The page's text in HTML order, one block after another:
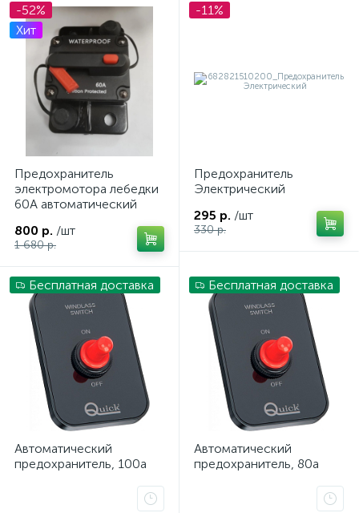
-52%
Хит
Предохранитель
электромотора лебедки
60А автоматический
800 р. /шт
1 680 р.
-11%
Предохранитель
Электрический
295 р. /шт
330 р.
Бесплатная доставка
Автоматический
предохранитель, 100а
Бесплатная доставка
Автоматический
предохранитель, 80а